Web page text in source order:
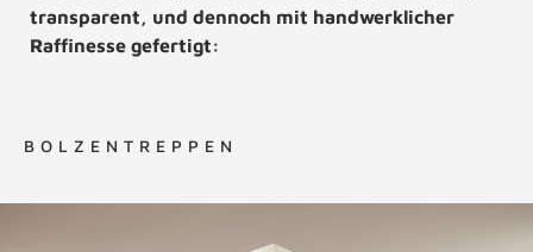
transparent, und dennoch mit handwerklicher
Raffinesse gefertigt:
BOLZENTREPPEN